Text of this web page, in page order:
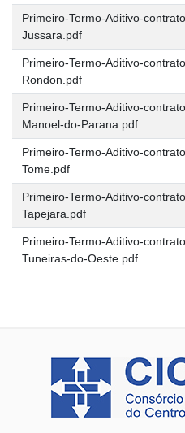
Primeiro-Termo-Aditivo-
Jussara.pdf
Primeiro-Termo-Aditivo-
Rondon.pdf
Primeiro-Termo-Aditivo-
Manoel-do-Parana.pdf
Primeiro-Termo-Aditivo-
Tome.pdf
Primeiro-Termo-Aditivo-
Tapejara.pdf
Primeiro-Termo-Aditivo-
Tuneiras-do-Oeste.pdf